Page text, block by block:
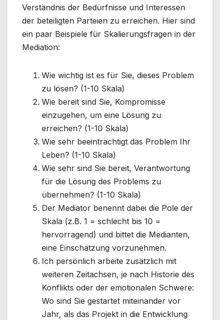
Verständnis der Bedürfnisse und Interessen
der beteiligten Parteien zu erreichen. Hier sind
ein paar Beispiele für Skalierungsfragen in der
Mediation:
Wie wichtig ist es für Sie, dieses Problem
zu lösen? (1-10 Skala)
Wie bereit sind Sie, Kompromisse
einzugehen, um eine Lösung zu
erreichen? (1-10 Skala)
Wie sehr beeinträchtigt das Problem Ihr
Leben? (1-10 Skala)
Wie sehr sind Sie bereit, Verantwortung
für die Lösung des Problems zu
übernehmen? (1-10 Skala)
Der Mediator benennt dabei die Pole der
Skala (z.B. 1 = schlecht bis 10 =
hervorragend) und bittet die Medianten,
eine Einschätzung vorzunehmen.
Ich persönlich arbeite zusätzlich mit
weiteren Zeitachsen, je nach Historie des
Konflikts oder der emotionalen Schwere:
Wo sind Sie gestartet miteinander vor
Jahr, als das Projekt in die Entwicklung